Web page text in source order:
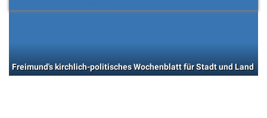
Freimund's kirchlich-politisches Wochenblatt für Stadt und Land